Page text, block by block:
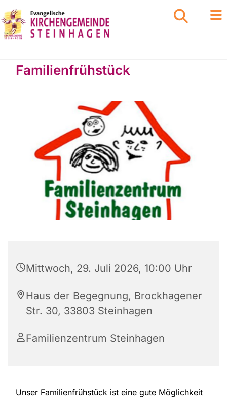
Familienfrühstück
Mittwoch, 29. Juli 2026, 10:00 Uhr
Haus der Begegnung, Brockhagener
Str. 30, 33803 Steinhagen
Familienzentrum Steinhagen
Unser Familienfrühstück ist eine gute Möglichkeit